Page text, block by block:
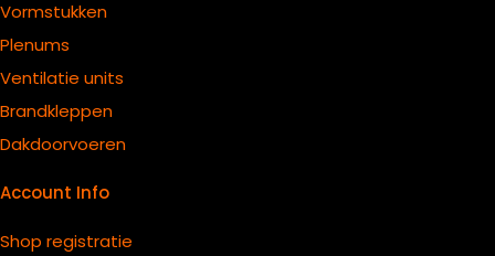
Vormstukken
Plenums
Ventilatie units
Brandkleppen
Dakdoorvoeren
Account Info
Shop registratie